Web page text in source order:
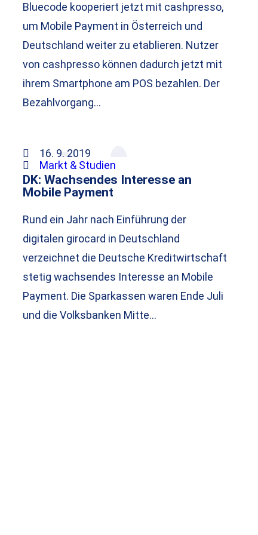
Bluecode kooperiert jetzt mit cashpresso,
um Mobile Payment in Österreich und
Deutschland weiter zu etablieren. Nutzer
von cashpresso können dadurch jetzt mit
ihrem Smartphone am POS bezahlen. Der
Bezahlvorgang…
16. 9. 2019
Markt & Studien
DK: Wachsendes Interesse an
Mobile Payment
Rund ein Jahr nach Einführung der
digitalen girocard in Deutschland
verzeichnet die Deutsche Kreditwirtschaft
stetig wachsendes Interesse an Mobile
Payment. Die Sparkassen waren Ende Juli
und die Volksbanken Mitte…